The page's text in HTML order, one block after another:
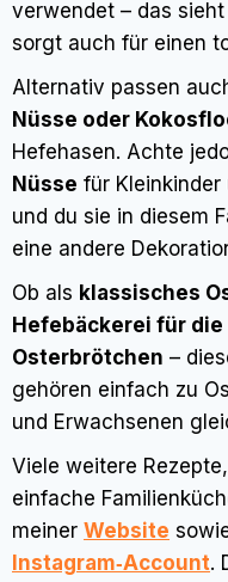
verwendet – das
sorgt auch für einen
Alternativ passen
Nüsse oder
Hefehasen. Achte
Nüsse für
und du sie in diesem
eine andere
Ob als klassisches
Hefebäckerei für die
Osterbrötchen –
gehören einfach zu
und Erwachsenen
Viele weitere
einfache
meiner Website
Instagram‑Account.